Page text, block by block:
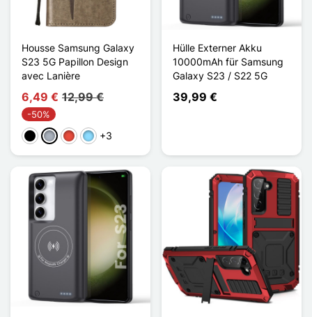
Housse Samsung Galaxy
S23 5G Papillon Design
avec Lanière
6,49 € 12,99 €
-50%
Schwarz
GrauRot Hellblau
+3
Hülle Externer Akku
10000mAh für Samsung
Galaxy S23 / S22 5G
39,99 €